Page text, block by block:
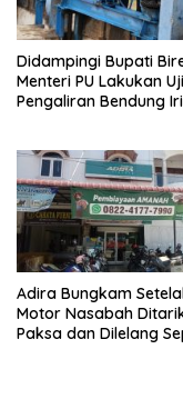
Didampingi Bupati
Menteri PU Lakukan
Pengaliran Bendung
Adira Bungkam
Motor Nasabah
Paksa dan Dilelang